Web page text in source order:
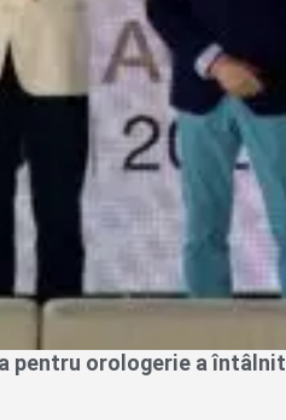
pentru orologerie a întâlnit